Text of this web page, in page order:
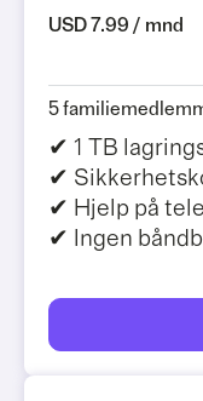
USD 7.99 / mnd
5
✔ 1 TB
✔
✔ Hjelp på
✔ Ingen